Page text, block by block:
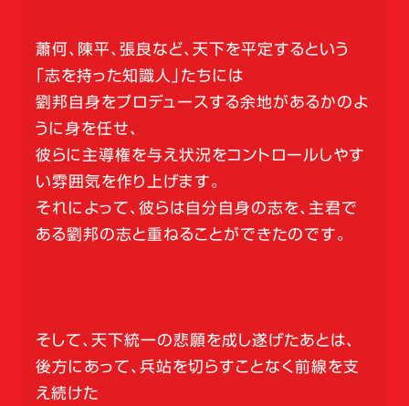
蕭何、陳平、張良など、天下を平定するという
「志を持った知識人」たちには
劉邦自身をプロデュースする余地があるかのよ
うに身を任せ、
彼らに主導権を与え状況をコントロールしやす
い雰囲気を作り上げます。
それによって、彼らは自分自身の志を、主君で
ある劉邦の志と重ねることができたのです。
そして、天下統一の悲願を成し遂げたあとは、
後方にあって、兵站を切らすことなく前線を支
え続けた